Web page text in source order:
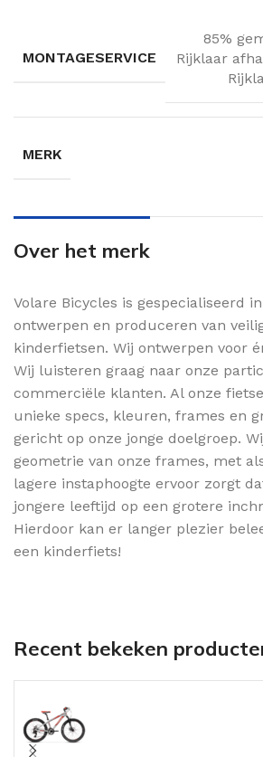
MONTAGESERVICE
85%
Rijklaar
MERK
Over het merk
Volare Bicycles is gespecialiseerd
ontwerpen en produceren van
kinderfietsen. Wij ontwerpen voor
Wij luisteren graag naar onze
commerciële klanten. Al onze
unieke specs, kleuren, frames en
gericht op onze jonge doelgroep.
geometrie van onze frames, met
lagere instaphoogte ervoor zorgt
jongere leeftijd op een grotere
Hierdoor kan er langer plezier
een kinderfiets!
Recent bekeken